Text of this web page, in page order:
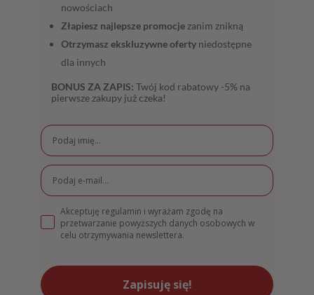
nowościach
Złapiesz najlepsze promocje zanim znikną
Otrzymasz ekskluzywne oferty niedostępne
dla innych
BONUS ZA ZAPIS: Twój kod rabatowy -5% na
pierwsze zakupy już czeka!
Akceptuję regulamin i wyrażam zgodę na
przetwarzanie powyższych danych osobowych w
celu otrzymywania newslettera.
Zapisuję się!